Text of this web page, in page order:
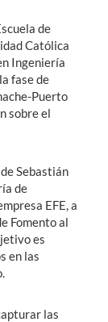
de
Católica
Ingeniería
fase de
Puerto
sobre el
Sebastián
de
EFE, a
Fomento al
es
en las
las